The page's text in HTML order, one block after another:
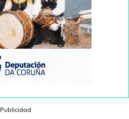
Publicidad